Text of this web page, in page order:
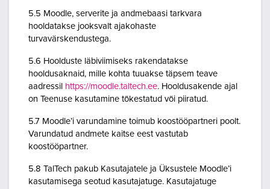
5.5 Moodle, serverite ja andmebaasi tarkvara
hooldatakse jooksvalt ajakohaste
turvavärskendustega.
5.6 Hoolduste läbiviimiseks rakendatakse
hooldusaknaid, mille kohta tuuakse täpsem teave
aadressil https://moodle.taltech.ee. Hooldusakende ajal
on Teenuse kasutamine tõkestatud või piiratud.
5.7 Moodle’i varundamine toimub koostööpartneri poolt.
Varundatud andmete kaitse eest vastutab
koostööpartner.
5.8 TalTech pakub Kasutajatele ja Üksustele Moodle’i
kasutamisega seotud kasutajatuge. Kasutajatuge